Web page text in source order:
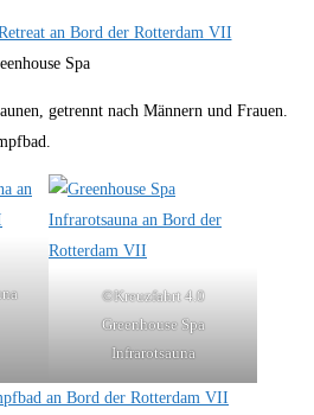
Spa
getrennt nach Männern und Frauen.
©Kreuzfahrt 4.0
Greenhouse Spa
Infrarotsauna